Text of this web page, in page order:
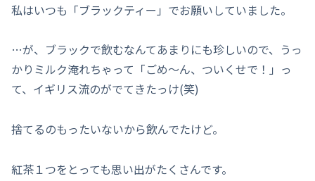
私はいつも「ブラックティー」でお願いしていました。
…が、ブラックで飲むなんてあまりにも珍しいので、うっ
かりミルク淹れちゃって「ごめ～ん、ついくせで！」っ
て、イギリス流のがでてきたっけ(笑)
捨てるのもったいないから飲んでたけど。
紅茶１つをとっても思い出がたくさんです。